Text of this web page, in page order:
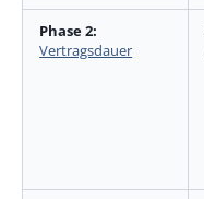
Phase 2:
Vertragsdauer